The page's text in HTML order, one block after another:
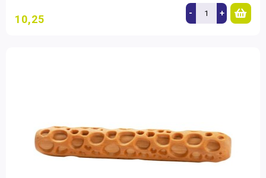
10,25 - +